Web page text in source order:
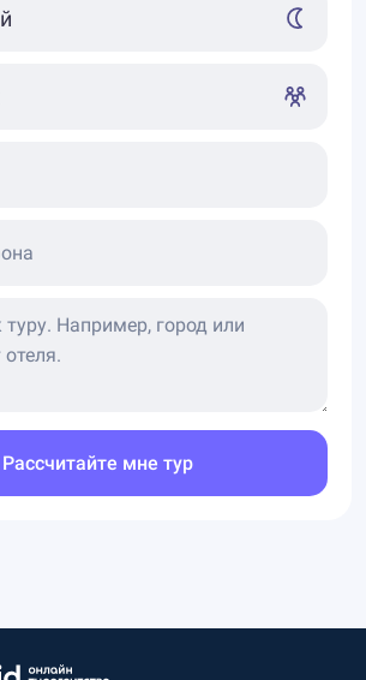
Рассчитайте мне тур